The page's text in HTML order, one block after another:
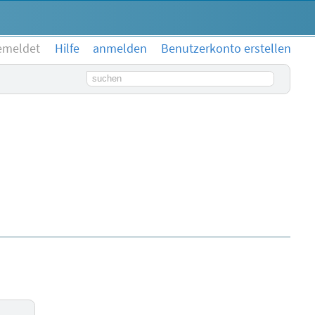
Hilfe anmelden
Benutzerkonto erstellen
Suchbegriff